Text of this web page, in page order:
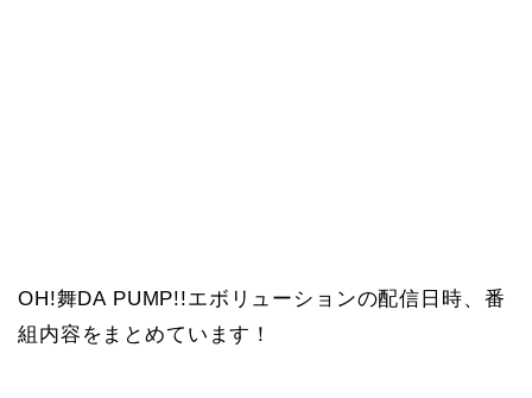
OH!舞DA PUMP!!エボリューションの配信日時、番
組内容をまとめています！